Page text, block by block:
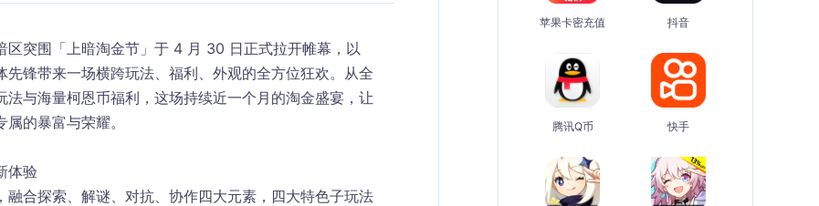
区突围「上暗淘金节」于 4 月 30 日正式拉开帷幕，以
先锋带来一场横跨玩法、福利、外观的全方位狂欢。从全
与海量柯恩币福利，这场持续近一个月的淘金盛宴，让
的暴富与荣耀。
体验
合探索、解谜、对抗、协作四大元素，四大特色子玩法
苹果卡密充值 抖音
腾讯Q币 快手